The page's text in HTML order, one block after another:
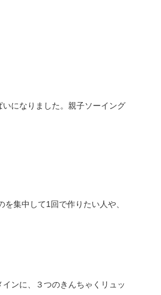
になりました。親子ソーイング
集中して1回で作りたい人や、
ンに、３つのきんちゃくリュッ